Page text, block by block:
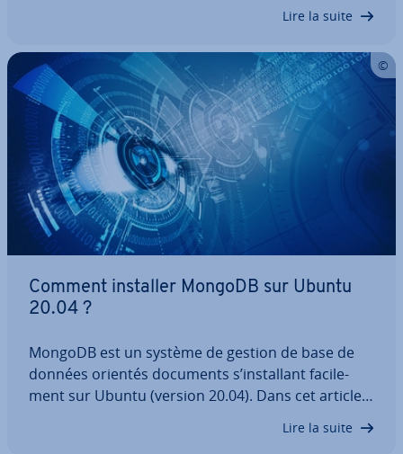
un pipeline et ses dif­fé­rentes étapes. Découvrez
également, à l’aide de quelques…
Lire la suite
Comment installer MongoDB sur Ubuntu
20.04 ?
MongoDB est un système de gestion de base de
données orientés documents s’ins­tal­lant fa­ci­le­
ment sur Ubuntu (version 20.04). Dans cet article,
fonc­tionne le processus d’ins­tal­la­tion. Après le
Lire la suite